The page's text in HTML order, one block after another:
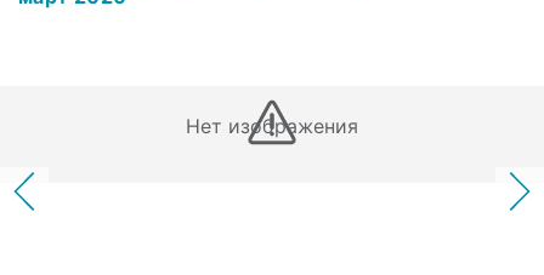
Нет изображения